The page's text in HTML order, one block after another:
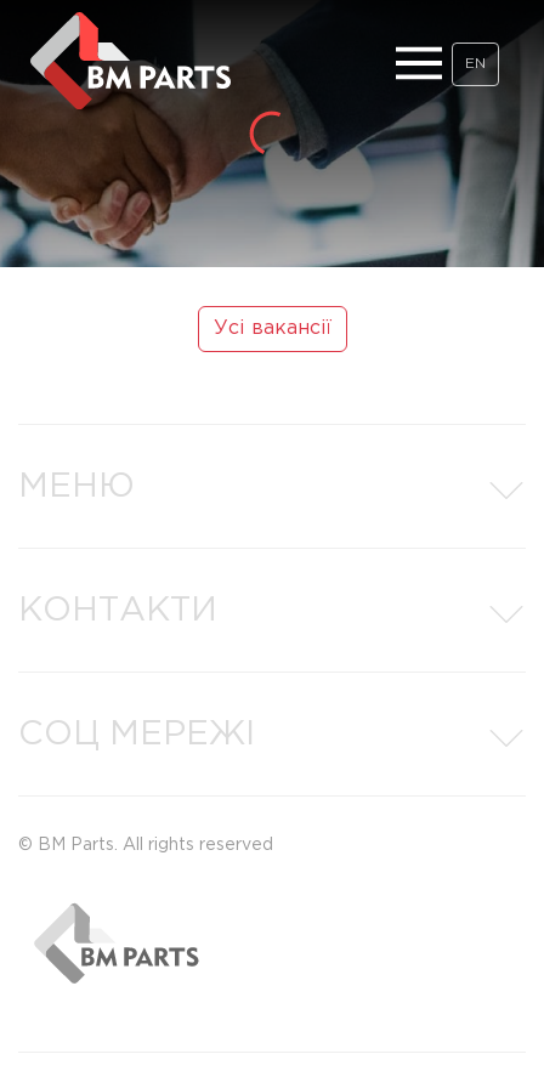
EN
Усі вакансії
© BM Parts. All rights reserved
МЕНЮ
КОНТАКТИ
СОЦ МЕРЕЖІ